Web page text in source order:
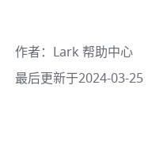
作者： Lark 帮助中心
最后更新于2024-03-25